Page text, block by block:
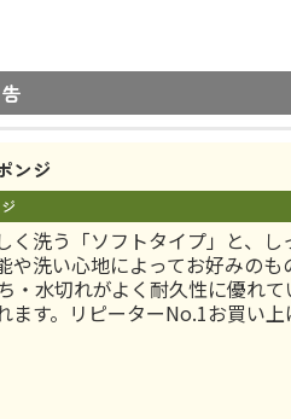
ンジ
く洗う「ソフトタイプ」と、
や洗い心地によってお好みの
・水切れがよく耐久性に優れ
ます。リピーターNo.1お買い